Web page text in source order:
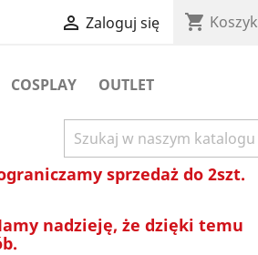
 Zaloguj się shopping_cart Koszyk
COSPLAY OUTLET
sprzedaż do 2szt.
nadzieję, że dzięki temu